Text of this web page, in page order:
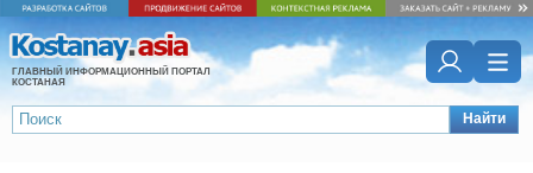
ГЛАВНЫЙ ИНФОРМАЦИОННЫЙ ПОРТАЛ
КОСТАНАЯ
Найти